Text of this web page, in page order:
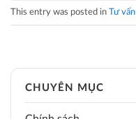
This entry was posted in Tư vấn
CHUYÊN MỤC